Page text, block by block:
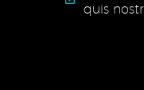
quis